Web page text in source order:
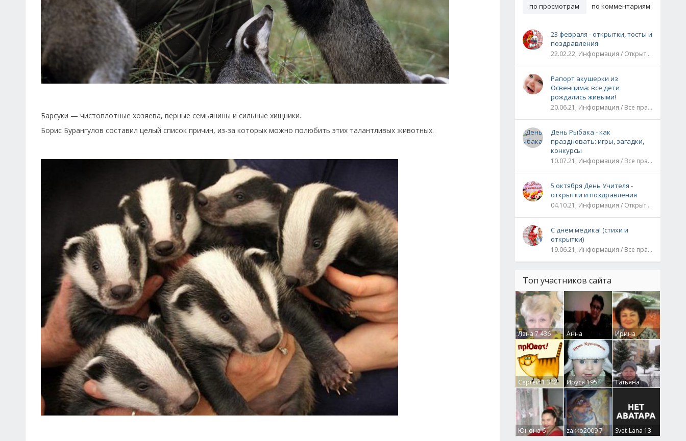
Барсуки — чистоплотные хозяева, верные семьянины и сильные хищники.
Борис Бурангулов составил целый список причин, из-за которых можно полюбить этих талантливых животных.
по просмотрам по комментариям
23 февраля - открытки, тосты и
поздравления
22.02.22, Информация / Открытки / Все праздники
Рапорт акушерки из
Освенцима: все дети
рождались живыми!
20.06.21, Информация / Все праздники / Рассказы и истории
День Рыбака - как
праздновать: игры, загадки,
конкурсы
10.07.21, Информация / Все праздники
5 октября День Учителя -
открытки и поздравления
04.10.21, Информация / Открытки / Все праздники
С днем медика! (стихи и
открытки)
19.06.21, Информация / Все праздники
Топ участников сайта
Лена7 436
Анна
Гумлевая0
Ирина
Бруцкая41
Сергей1 342 Ируся195
Татьяна
Крючкова0
Юнона6 zakko20097 Svet-Lana 13